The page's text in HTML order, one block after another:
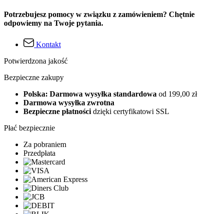
Potrzebujesz pomocy w związku z zamówieniem? Chętnie
odpowiemy na Twoje pytania.
Kontakt
Potwierdzona jakość
Bezpieczne zakupy
Polska: Darmowa wysyłka standardowa od 199,00 zł
Darmowa wysyłka zwrotna
Bezpieczne płatności dzięki certyfikatowi SSL
Płać bezpiecznie
Za pobraniem
Przedpłata